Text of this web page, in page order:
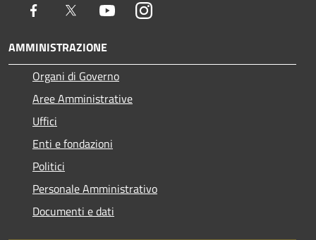
Facebook Twitter YoutubeInstagram
AMMINISTRAZIONE
Organi di Governo
Aree Amministrative
Uffici
Enti e fondazioni
Politici
Personale Amministrativo
Documenti e dati